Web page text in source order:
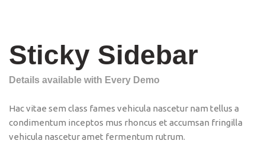
Sticky Sidebar
Details available with Every Demo
Hac vitae sem class fames vehicula nascetur nam tellus a
condimentum inceptos mus rhoncus et accumsan fringilla
vehicula nascetur amet fermentum rutrum.